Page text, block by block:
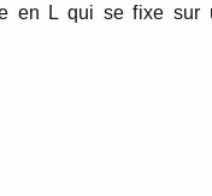
en L qui se fixe sur